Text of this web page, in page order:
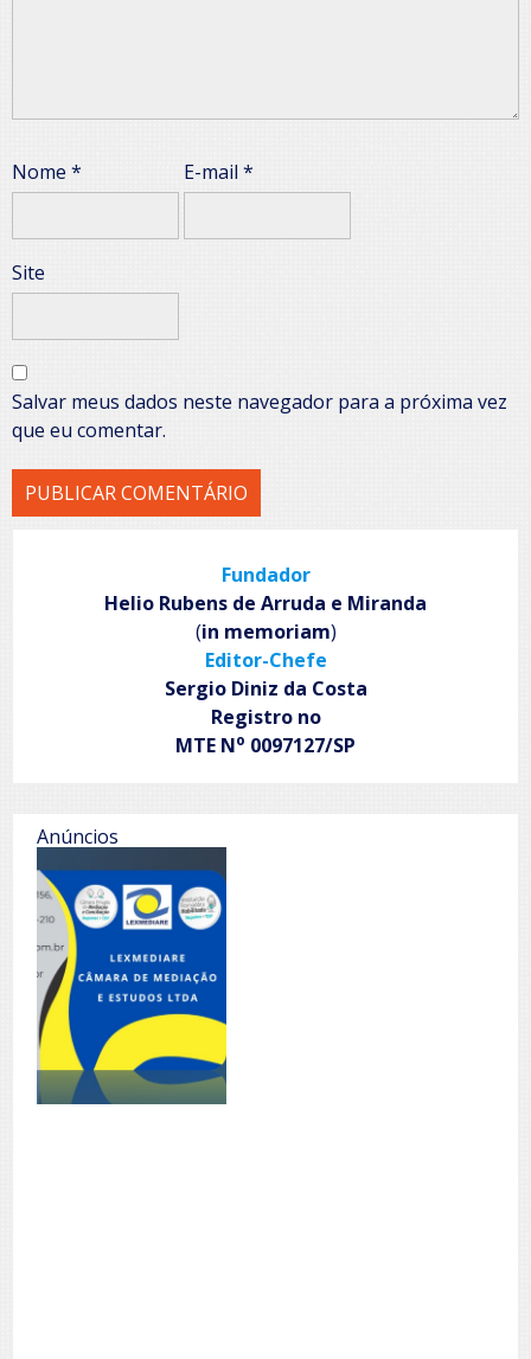
Nome * E-mail *
Site
Salvar meus dados neste navegador para a próxima vez
que eu comentar.
Fundador
Helio Rubens de Arruda e Miranda
(in memoriam)
Editor-Chefe
Sergio Diniz da Costa
Registro no
MTE No 0097127/SP
Anúncios